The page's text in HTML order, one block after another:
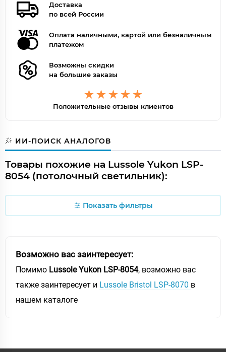
Доставка
по всей России
Оплата наличными, картой или безналичным
платежом
Возможны скидки
на большие заказы
Положительные отзывы клиентов
ИИ-ПОИСК АНАЛОГОВ
Товары похожие на Lussole Yukon LSP-
8054 (потолочный светильник):
Показать фильтры
Возможно вас заинтересует:
Помимо Lussole Yukon LSP-8054, возможно вас
также заинтересует и Lussole Bristol LSP-8070 в
нашем каталоге